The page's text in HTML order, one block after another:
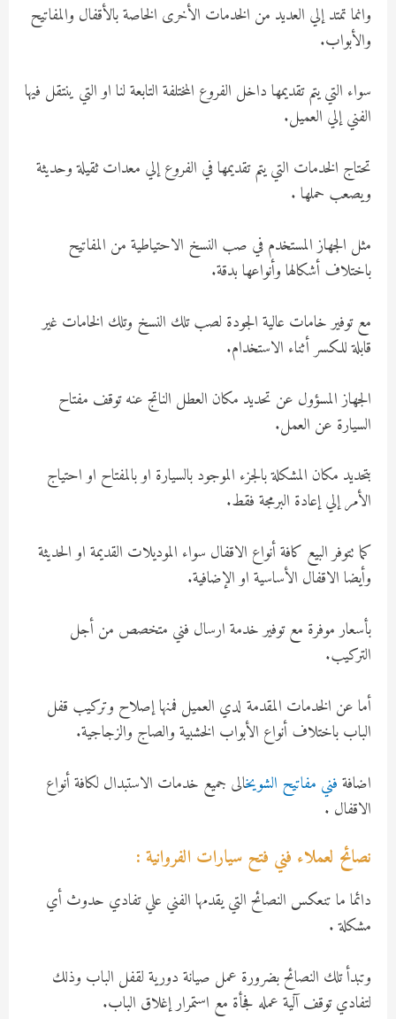
وانما تمتد إلي العديد من الخدمات الأخرى الخاصة بالأقفال والمفاتيح
والأبواب.
سواء التي يتم تقديمها داخل الفروع المختلفة التابعة لنا او التي ينتقل فيها
الفني إلي العميل.
تحتاج الخدمات التي يتم تقديمها في الفروع إلي معدات ثقيلة وحديثة
ويصعب حملها .
مثل الجهاز المستخدم في صب النسخ الاحتياطية من المفاتيح
باختلاف أشكالها وأنواعها بدقة.
مع توفير خامات عالية الجودة لصب تلك النسخ وتلك الخامات غير
قابلة للكسر أثناء الاستخدام.
الجهاز المسؤول عن تحديد مكان العطل الناتج عنه توقف مفتاح
السيارة عن العمل.
بتحديد مكان المشكلة بالجزء الموجود بالسيارة او بالمفتاح او احتياج
الأمر إلي إعادة البرمجة فقط.
كما تتوفر البيع كافة أنواع الاقفال سواء الموديلات القديمة او الحديثة
وأيضا الاقفال الأساسية او الإضافية.
بأسعار موفرة مع توفير خدمة ارسال فني متخصص من أجل
التركيب.
أما عن الخدمات المقدمة لدي العميل فمنها إصلاح وتركيب قفل
الباب باختلاف أنواع الأبواب الخشبية والصاج والزجاجية.
اضافةفني مفاتيح الشويخالى جميع خدمات الاستبدال لكافة أنواع
الاقفال .
نصائح لعملاء فني فتح سيارات الفروانية :
دائما ما تنعكس النصائح التي يقدمها الفني علي تفادي حدوث أي
مشكلة .
وتبدأ تلك النصائح بضرورة عمل صيانة دورية لقفل الباب وذلك
لتفادي توقف آلية عمله فجأة مع استمرار إغلاق الباب.